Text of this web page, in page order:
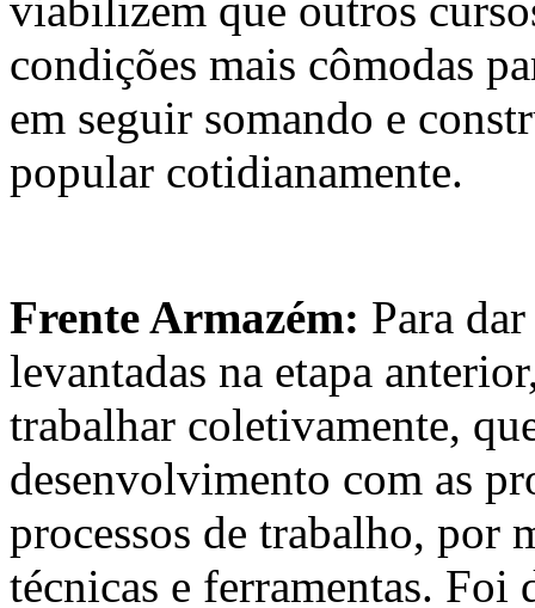
condições mais cômodas
em seguir somando e
popular cotidianamente.
Frente Armazém: Para
levantadas na etapa
trabalhar coletivamente,
desenvolvimento com as
processos de trabalho, por
técnicas e ferramentas. Foi